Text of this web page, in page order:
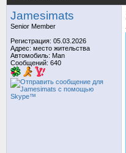
Jamesimats
Senior Member
Регистрация: 05.03.2026
Адрес: место жительства
Автомобиль: Man
Сообщений: 640